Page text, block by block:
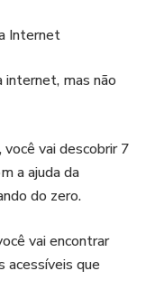
Internet
internet, mas não
vai descobrir 7
a ajuda da
do zero.
vai encontrar
acessíveis que